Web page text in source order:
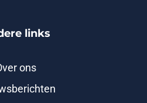
links
ons